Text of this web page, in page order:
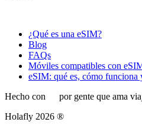
¿Qué es una eSIM?
Blog
FAQs
Móviles compatibles con
eSIM: qué es, cómo funciona
Hecho con
por gente que ama
Holafly 2026 ®